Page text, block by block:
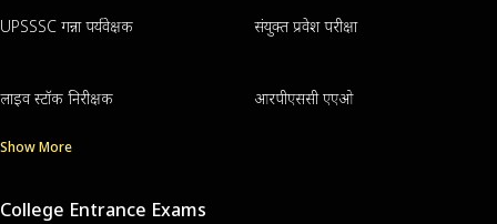
UPSSSC गन्ना पर्यवेक्षक संयुक्त प्रवेश परीक्षा
लाइव स्टॉक निरीक्षक आरपीएससी एएओ
Show More
College Entrance Exams